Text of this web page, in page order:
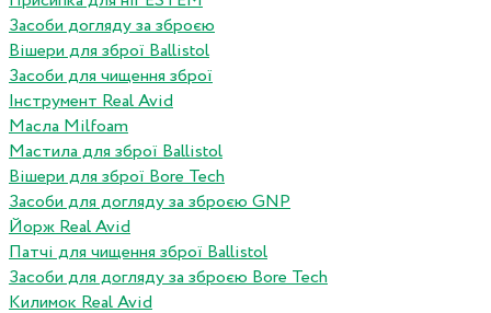
Засоби догляду за зброєю
Вішери для зброї Ballistol
Засоби для чищення зброї
Інструмент Real Avid
Масла Milfoam
Мастила для зброї Ballistol
Вішери для зброї Bore Tech
Засоби для догляду за зброєю GNP
Йорж Real Avid
Патчі для чищення зброї Ballistol
Засоби для догляду за зброєю Bore Tech
Килимок Real Avid